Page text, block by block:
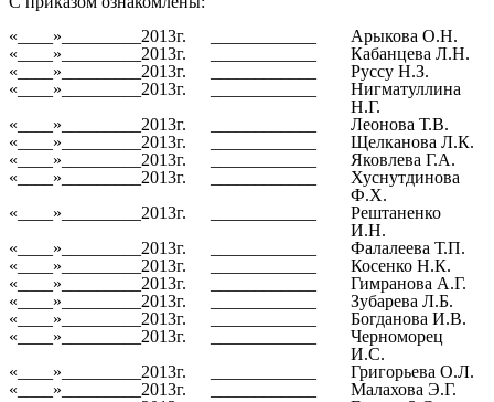
«____»_________2013г.
Арыкова О.Н.
«____»_________2013г.
Кабанцева Л.Н.
«____»_________2013г.
Руссу Н.З.
«____»_________2013г.
Нигматуллина
Н.Г.
«____»_________2013г.
Леонова Т.В.
«____»_________2013г.
Щелканова Л.К.
«____»_________2013г.
Яковлева Г.А.
«____»_________2013г.
Хуснутдинова
Ф.Х.
«____»_________2013г.
Рештаненко
И.Н.
«____»_________2013г.
Фалалеева Т.П.
«____»_________2013г.
Косенко Н.К.
«____»_________2013г.
Гимранова А.Г.
«____»_________2013г.
Зубарева Л.Б.
«____»_________2013г.
Богданова И.В.
«____»_________2013г.
Черноморец
И.С.
«____»_________2013г.
Григорьева О.Л.
«____»_________2013г.
Малахова Э.Г.